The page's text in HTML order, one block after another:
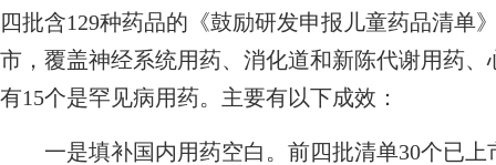
四批含129种药品的《鼓励研发申报儿童药品清单
市，覆盖神经系统用药、消化道和新陈代谢用药
有15个是罕见病用药。主要有以下成效：
一是填补国内用药空白。前四批清单30个已上